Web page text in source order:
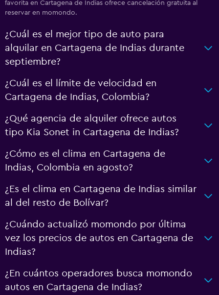
favorita en Cartagena de Indias ofrece cancelación gratuita al
reservar en momondo.
¿Cuál es el mejor tipo de auto para
alquilar en Cartagena de Indias durante
septiembre?
¿Cuál es el límite de velocidad en
Cartagena de Indias, Colombia?
¿Qué agencia de alquiler ofrece autos
tipo Kia Sonet in Cartagena de Indias?
¿Cómo es el clima en Cartagena de
Indias, Colombia en agosto?
¿Es el clima en Cartagena de Indias similar
al del resto de Bolívar?
¿Cuándo actualizó momondo por última
vez los precios de autos en Cartagena de
Indias?
¿En cuántos operadores busca momondo
autos en Cartagena de Indias?